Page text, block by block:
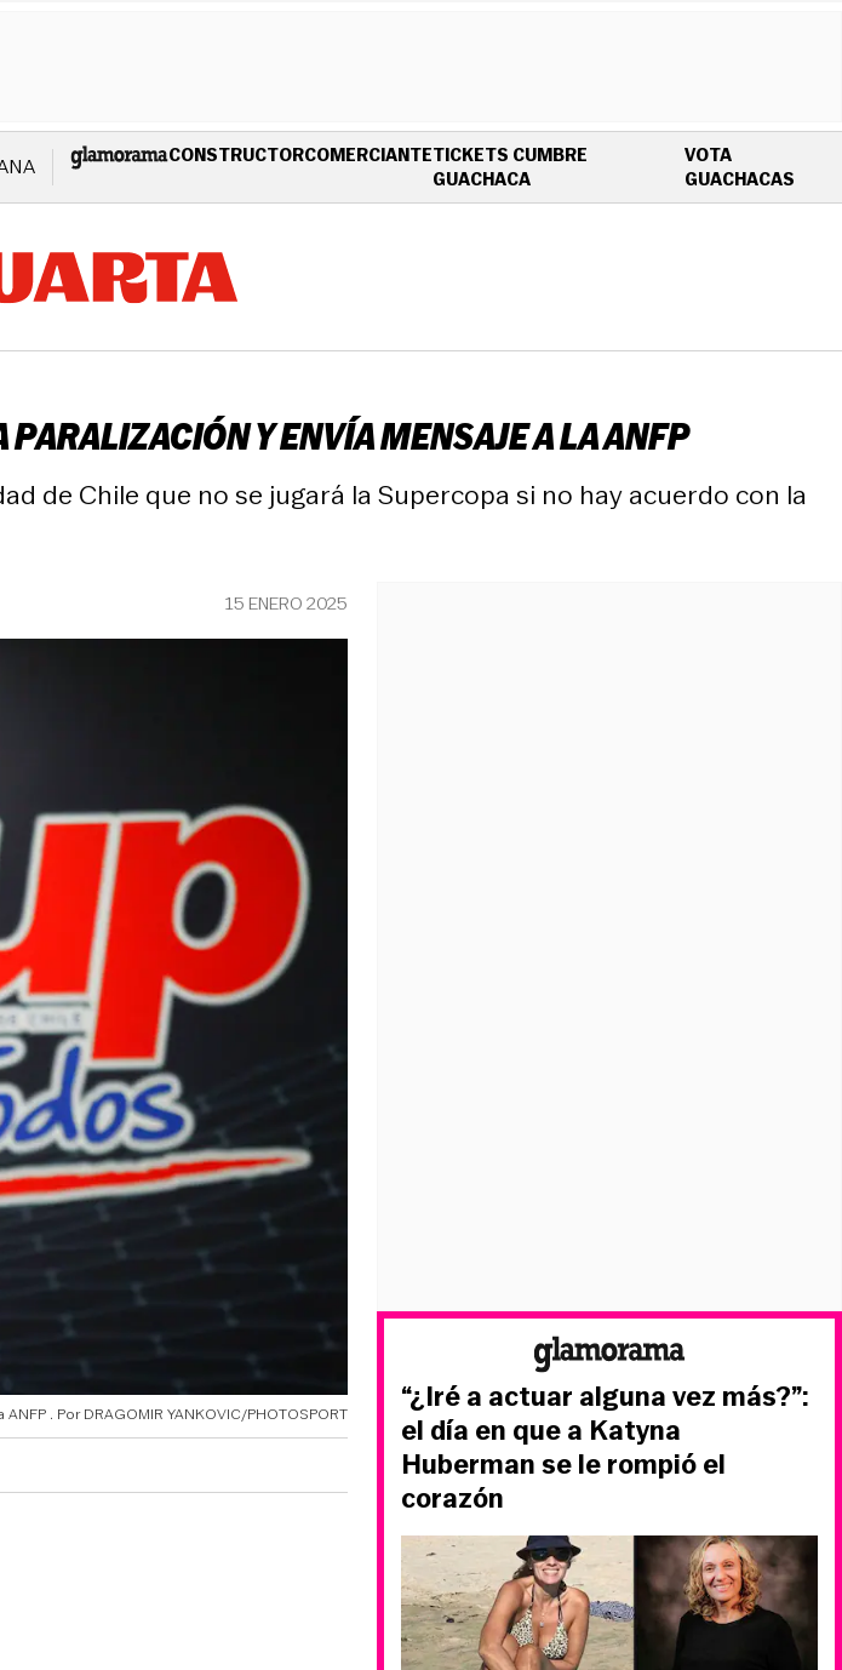
CONSTRUCTORCOMERCIANTETICKETS CUMBRE
GUACHACAOPENS IN NEW WINDOW
VOTA
GUACHACAS
Y ENVÍA MENSAJE A LA ANFP
de Chile que no se jugará la Supercopa si no hay acuerdo con la
15 ENERO 2025
ANFP DRAGOMIR YANKOVIC/PHOTOSPORT
“¿Iré a actuar alguna vez más?”:
el día en que a Katyna
Huberman se le rompió el
corazón